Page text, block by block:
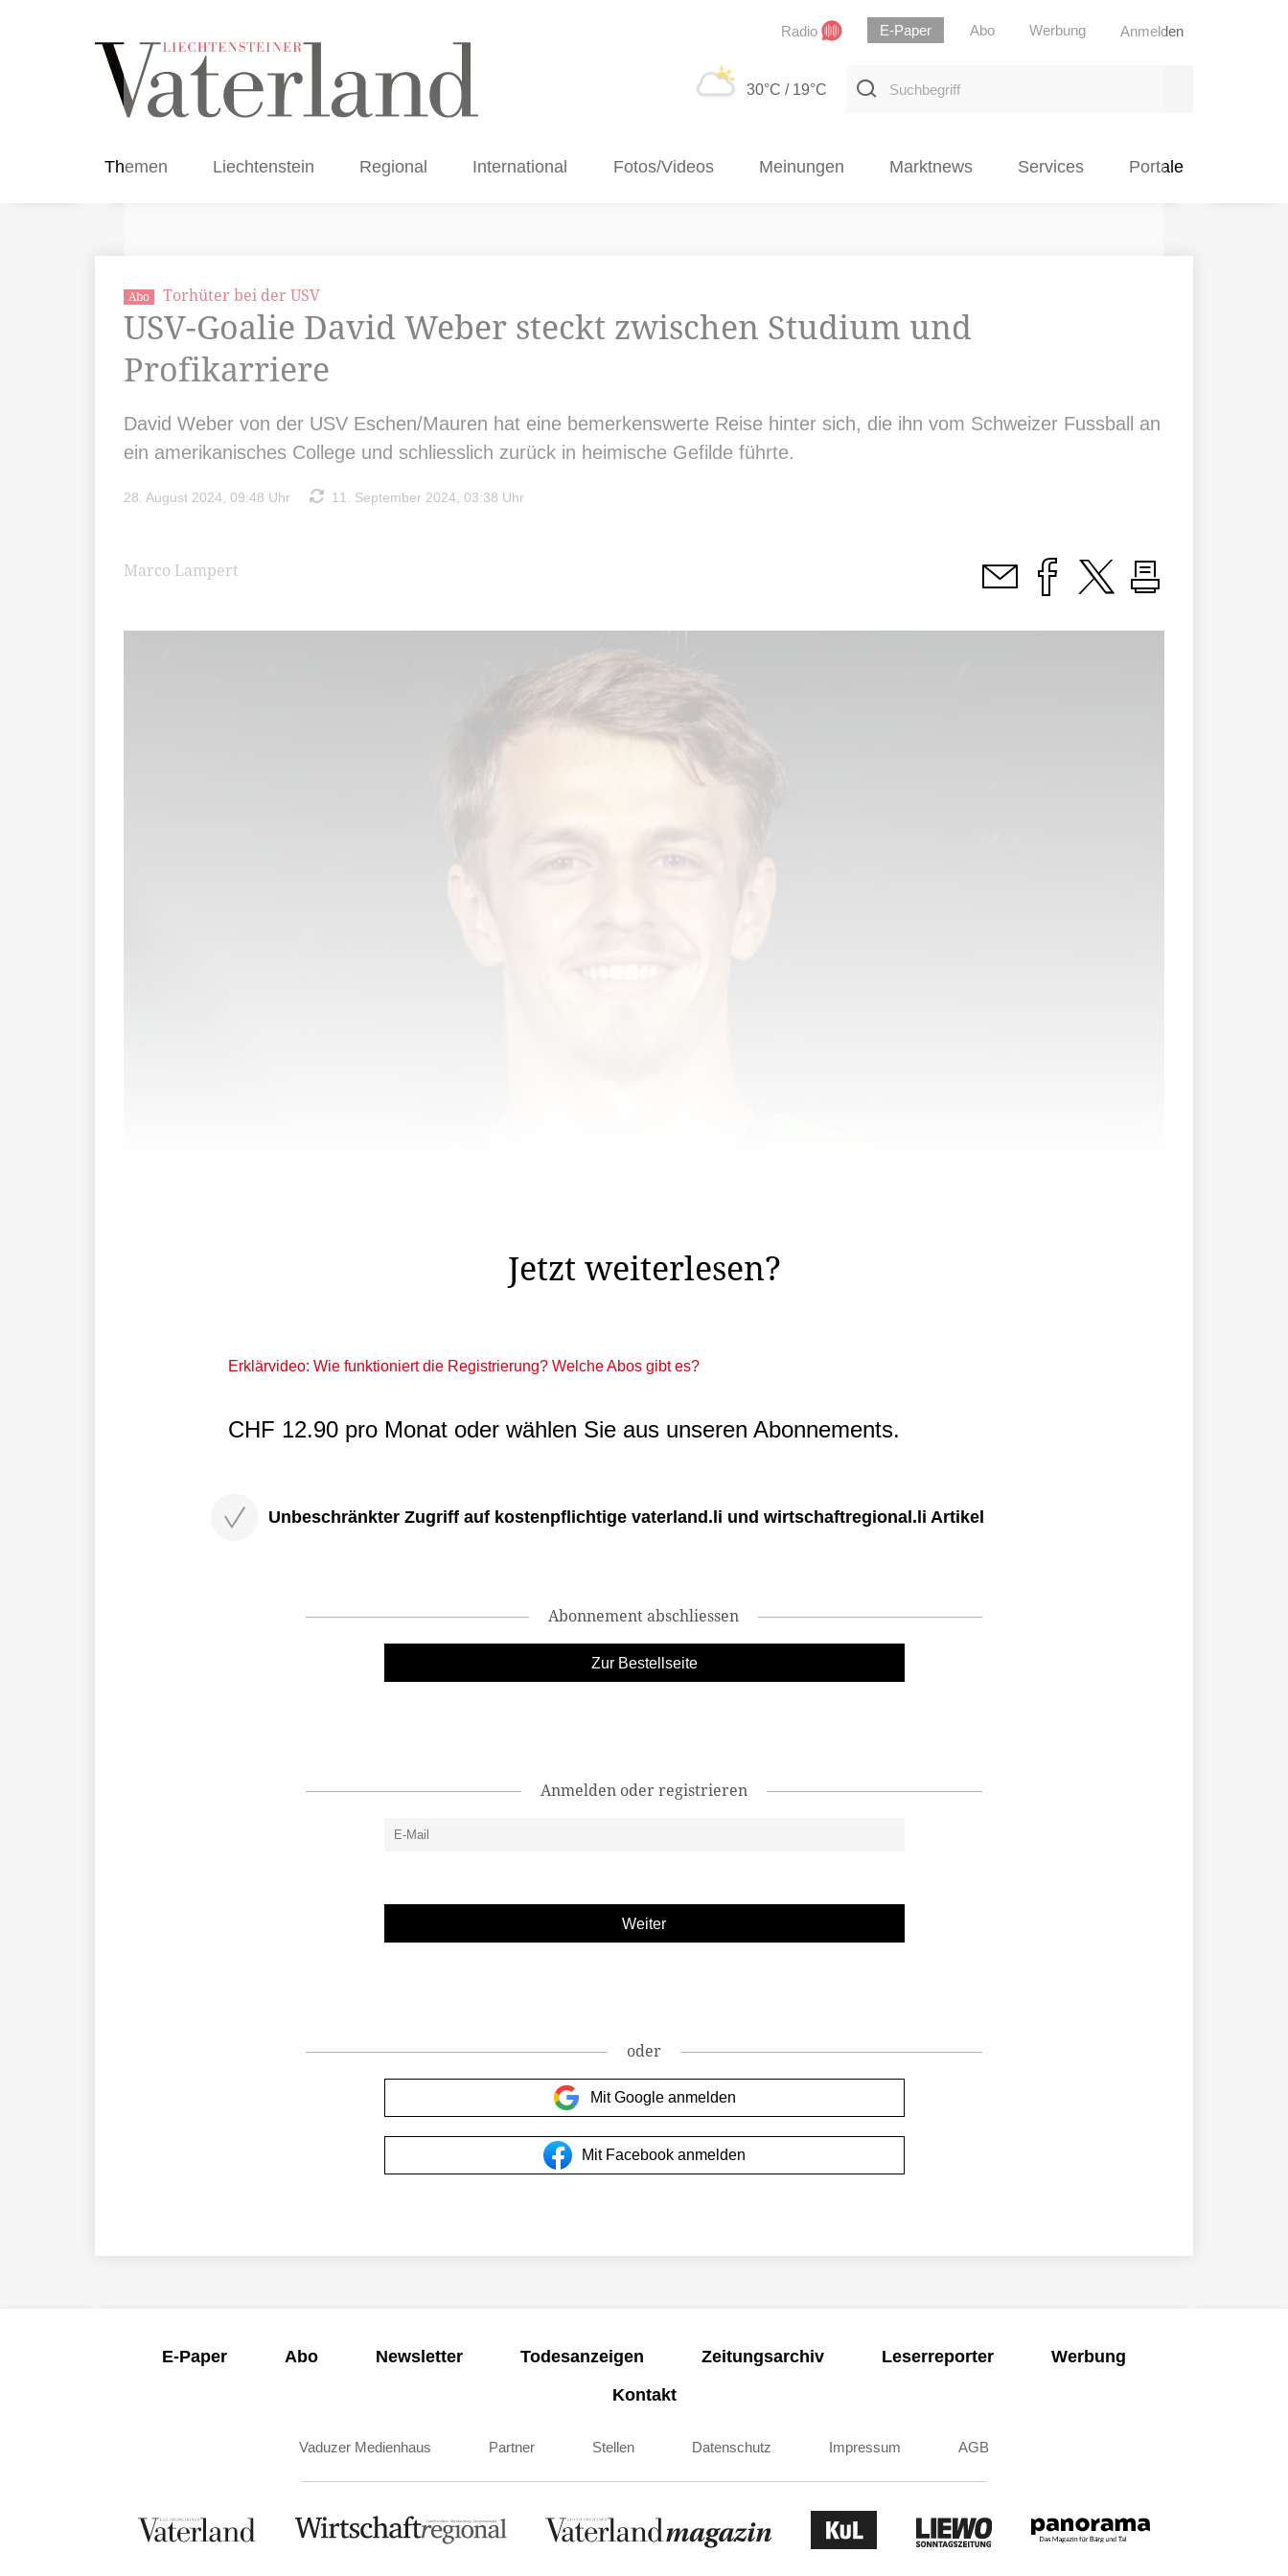
Radio E-Paper Abo Werbung Anmelden
30°C / 19°C
Suchbegriff
Themen Liechtenstein Regional International Fotos/Videos Meinungen Marktnews Services Portale
Abo Torhüter bei der USV
USV-Goalie David Weber steckt zwischen Studium und
Profikarriere
David Weber von der USV Eschen/Mauren hat eine bemerkenswerte Reise hinter sich, die ihn vom Schweizer Fussball an
ein amerikanisches College und schliesslich zurück in heimische Gefilde führte.
28. August 2024, 09:48 Uhr 11. September 2024, 03:38 Uhr
Marco Lampert
Jetzt weiterlesen?
Erklärvideo: Wie funktioniert die Registrierung? Welche Abos gibt es?
CHF 12.90 pro Monat oder wählen Sie aus unseren Abonnements.
Unbeschränkter Zugriff auf kostenpflichtige vaterland.li und wirtschaftregional.li Artikel
Abonnement abschliessen
Zur Bestellseite
Anmelden oder registrieren
oder
Mit Google anmelden
Mit Facebook anmelden
E-Paper Abo Newsletter Todesanzeigen Zeitungsarchiv Leserreporter
Werbung
Kontakt
Vaduzer Medienhaus Partner Stellen Datenschutz Impressum AGB